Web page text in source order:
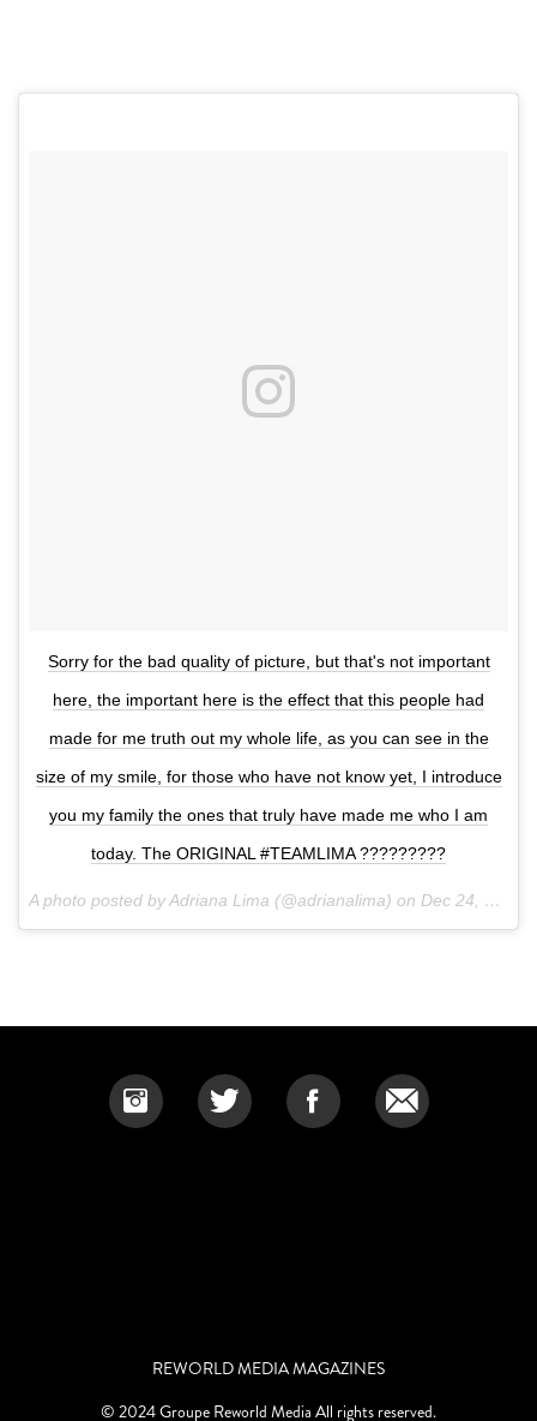
Sorry for the bad quality of picture, but that's not important
here, the important here is the effect that this people had
made for me truth out my whole life, as you can see in the
size of my smile, for those who have not know yet, I introduce
you my family the ones that truly have made me who I am
today. The ORIGINAL #TEAMLIMA ?????????
A photo posted by Adriana Lima (@adrianalima) on Dec 24, 2016 at 9:12pm PST
REWORLD MEDIA MAGAZINES
© 2024 Groupe Reworld Media All rights reserved.